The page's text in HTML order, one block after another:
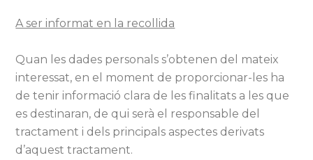
A ser informat en la recollida
Quan les dades personals s’obtenen del mateix
interessat, en el moment de proporcionar-les ha
de tenir informació clara de les finalitats a les que
es destinaran, de qui serà el responsable del
tractament i dels principals aspectes derivats
d’aquest tractament.